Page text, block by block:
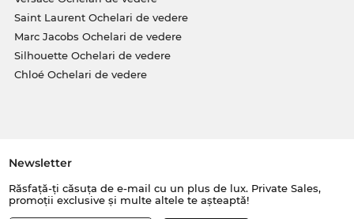
Saint Laurent Ochelari de vedere
Marc Jacobs Ochelari de vedere
Silhouette Ochelari de vedere
Chloé Ochelari de vedere
Newsletter
Răsfață-ți căsuța de e-mail cu un plus de lux. Private Sales,
promoții exclusive și multe altele te așteaptă!